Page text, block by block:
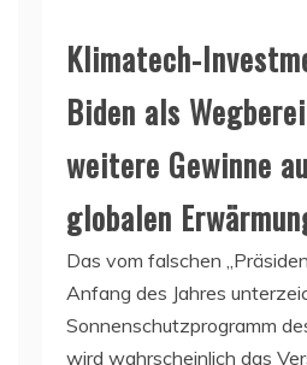
Klimatech-
Biden als
weitere Gewinne
globalen
Das vom falschen
Anfang des Jahres
Sonnenschutzprogramm
wird wahrscheinlich das